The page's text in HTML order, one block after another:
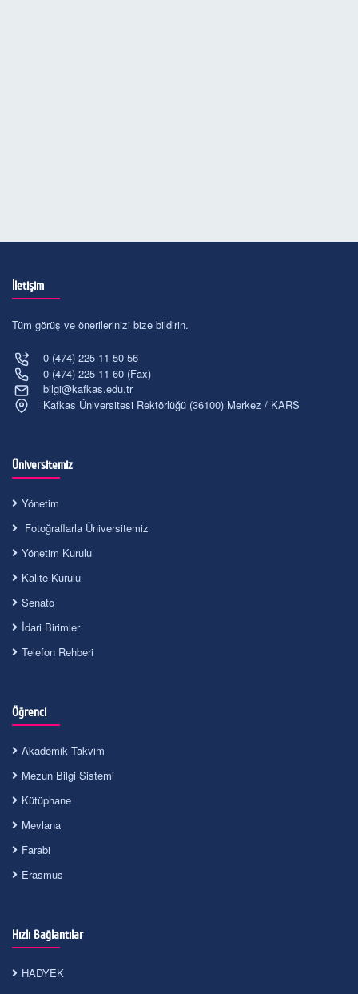
İletişim
Tüm görüş ve önerilerinizi bize bildirin.
0 (474) 225 11 50-56
0 (474) 225 11 60 (Fax)
bilgi@kafkas.edu.tr
Kafkas Üniversitesi Rektörlüğü (36100) Merkez / KARS
Üniversitemiz
Yönetim
Fotoğraflarla Üniversitemiz
Yönetim Kurulu
Kalite Kurulu
Senato
İdari Birimler
Telefon Rehberi
Öğrenci
Akademik Takvim
Mezun Bilgi Sistemi
Kütüphane
Mevlana
Farabi
Erasmus
Hızlı Bağlantılar
HADYEK